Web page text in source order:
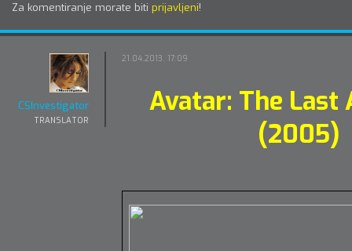
Za komentiranje morate biti prijavljeni!
CSInvestigator
TRANSLATOR
21.04.2013. 17:09
Avatar: The Last
(2005)